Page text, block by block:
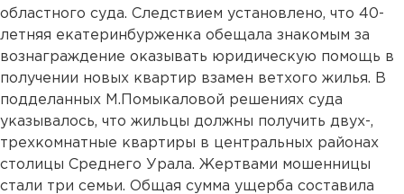
областного суда. Следствием установлено, что 40-
летняя екатеринбурженка обещала знакомым за
вознаграждение оказывать юридическую помощь в
получении новых квартир взамен ветхого жилья. В
подделанных М.Помыкаловой решениях суда
указывалось, что жильцы должны получить двух-,
трехкомнатные квартиры в центральных районах
столицы Среднего Урала. Жертвами мошенницы
стали три семьи. Общая сумма ущерба составила